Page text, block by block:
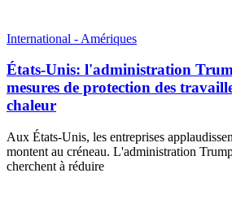
International - Amériques
États-Unis: l'administration
mesures de protection des
chaleur
Aux États-Unis, les entreprises
montent au créneau. L'administration
cherchent à réduire